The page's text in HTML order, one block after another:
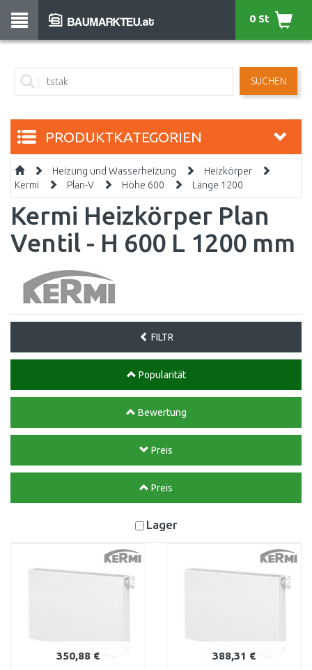
SUCHEN
0 St
PRODUKTKATEGORIEN
Heizung und Wasserheizung
Heizkörper
Kermi
Plan-V Höhe 600 Länge 1200
Kermi Heizkörper Plan
Ventil - H 600 L 1200 mm
FILTR
Popularität
Bewertung
Preis
Preis
Lager
350,88 € 388,31 €